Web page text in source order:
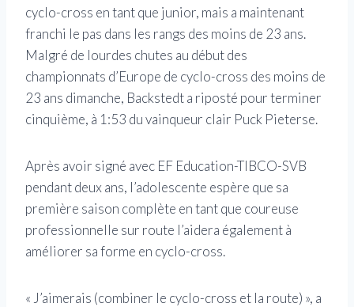
cyclo-cross en tant que junior, mais a maintenant
franchi le pas dans les rangs des moins de 23 ans.
Malgré de lourdes chutes au début des
championnats d’Europe de cyclo-cross des moins de
23 ans dimanche, Backstedt a riposté pour terminer
cinquième, à 1:53 du vainqueur clair Puck Pieterse.
Après avoir signé avec EF Education-TIBCO-SVB
pendant deux ans, l’adolescente espère que sa
première saison complète en tant que coureuse
professionnelle sur route l’aidera également à
améliorer sa forme en cyclo-cross.
« J’aimerais (combiner le cyclo-cross et la route) », a